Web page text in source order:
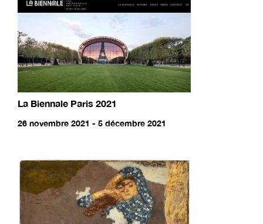
La Biennale Paris 2021
26 novembre 2021 - 5 décembre 2021